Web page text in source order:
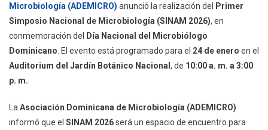
El
Primer
Simposio
Nacional
De
2026)
Microbiología (ADEMICRO) anunció la realización del
Primer
Simposio Nacional de Microbiología (SINAM 2026), en
conmemoración del
Día Nacional del Microbiólogo
Dominicano . El evento está programado para el 24 de enero en el
Auditorium del Jardín Botánico Nacional , de 10:00 a. m. a 3:00
p. m.
La Asociación Dominicana de Microbiología (ADEMICRO)
informó que el SINAM 2026será un espacio de encuentro para